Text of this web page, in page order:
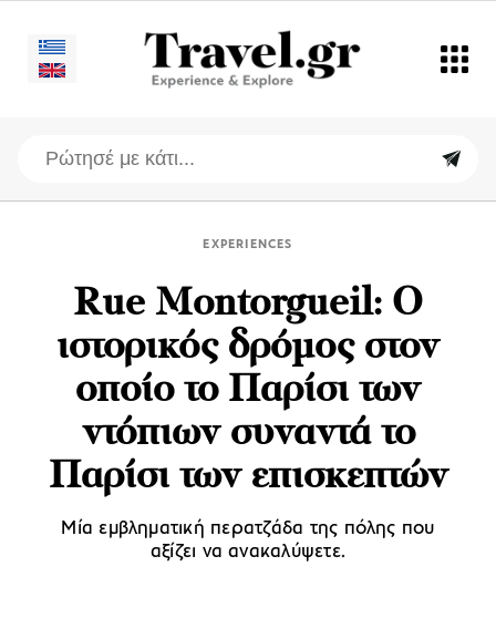
EXPERIENCES
Rue Montorgueil: Ο
ιστορικός δρόμος στον
οποίο το Παρίσι των
ντόπιων συναντά το
Παρίσι των επισκεπτών
Μία εμβληματική περατζάδα της πόλης που
αξίζει να ανακαλύψετε.